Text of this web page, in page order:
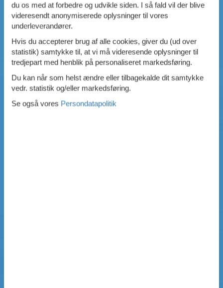
du os med at forbedre og udvikle siden. I så fald vil der blive
videresendt anonymiserede oplysninger til vores
underleverandører.
Hvis du accepterer brug af alle cookies, giver du (ud over
statistik) samtykke til, at vi må videresende oplysninger til
tredjepart med henblik på personaliseret markedsføring.
Du kan når som helst ændre eller tilbagekalde dit samtykke
vedr. statistik og/eller markedsføring.
Se også vores Persondatapolitik